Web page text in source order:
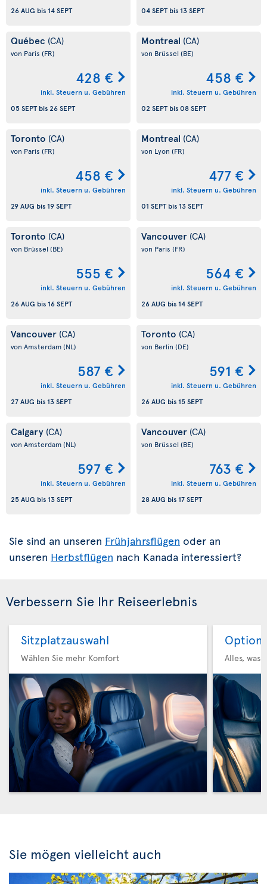
26 AUG bis 14 SEPT
04 SEPTbis 13 SEPT
Québec (CA)
von Paris (FR)
428 €
inkl. Steuern u. Gebühren
05 SEPTbis26 SEPT
Montreal (CA)
von Brüssel (BE)
458 €
inkl. Steuern u. Gebühren
02 SEPTbis08 SEPT
Toronto (CA)
von Paris (FR)
458 €
inkl. Steuern u. Gebühren
29 AUG bis 19 SEPT
Montreal (CA)
von Lyon (FR)
477 €
inkl. Steuern u. Gebühren
01 SEPTbis 13 SEPT
Toronto (CA)
von Brüssel (BE)
555 €
inkl. Steuern u. Gebühren
26 AUG bis 16 SEPT
Vancouver (CA)
von Paris (FR)
564 €
inkl. Steuern u. Gebühren
26 AUG bis 14 SEPT
Vancouver (CA)
von Amsterdam(NL)
587 €
inkl. Steuern u. Gebühren
27 AUG bis 13 SEPT
Toronto (CA)
von Berlin (DE)
591 €
inkl. Steuern u. Gebühren
26 AUG bis 15 SEPT
Calgary (CA)
von Amsterdam(NL)
597 €
inkl. Steuern u. Gebühren
25 AUG bis 13 SEPT
Vancouver (CA)
von Brüssel (BE)
763 €
inkl. Steuern u. Gebühren
28 AUG bis 17 SEPT
Sie sind an unseren Frühjahrsflügen oder an
unseren Herbstflügen nach Kanada interessiert?
Verbessern Sie Ihr Reiseerlebnis
Sitzplatzauswahl
Wählen Sie mehr Komfort
Option
Alles, was
Sie mögen vielleicht auch